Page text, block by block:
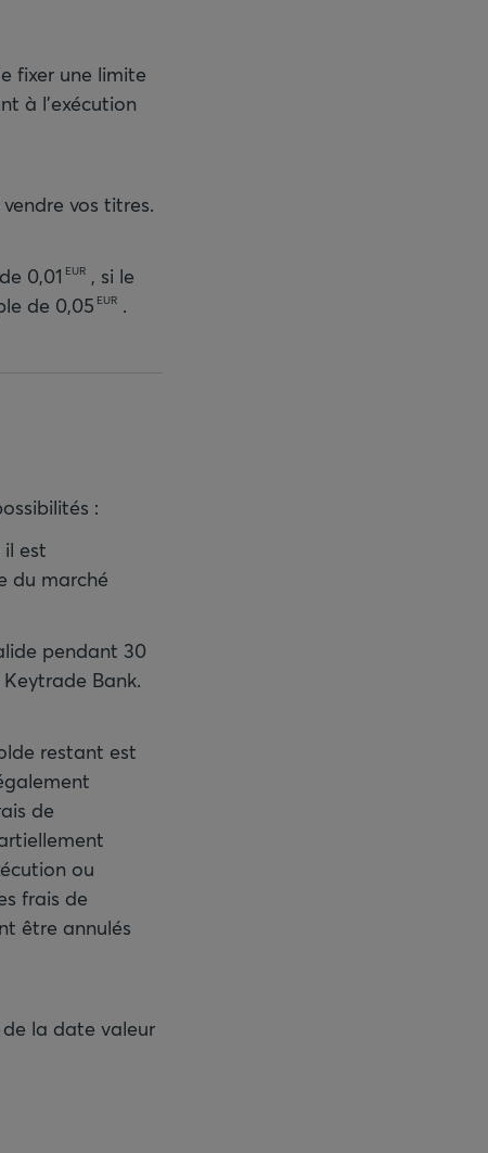
fixer une limite
à l'exécution
vos titres.
0,01 EUR , si le
de 0,05 EUR .
:
est
du marché
pendant 30
Bank.
restant est
de
ou
frais de
être annulés
de la date valeur